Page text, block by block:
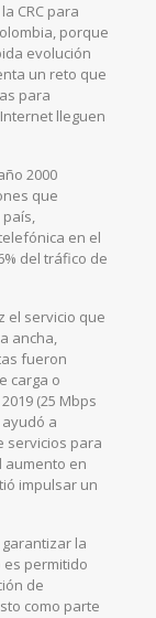
CRC para
porque
evolución
un reto que
para
lleguen
2000
que
en el
del tráfico de
el servicio que
ancha,
fueron
carga o
(25 Mbps
a
servicios para
en
impulsar un
la
es permitido
de
como parte